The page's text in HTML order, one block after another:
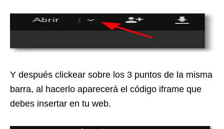
Y después clickear sobre los 3 puntos de la misma
barra, al hacerlo aparecerá el código iframe que
debes insertar en tu web.